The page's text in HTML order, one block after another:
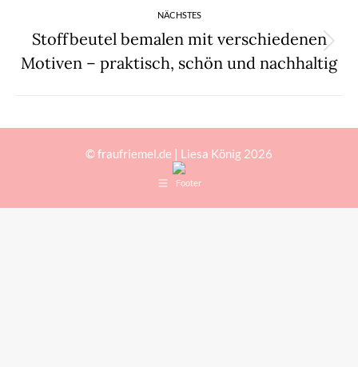
NÄCHSTES
Nächster
Beitrag:
Stoffbeutel bemalen mit verschiedenen
Motiven – praktisch, schön und nachhaltig
© fraufriemel.de | Liesa König 2026
Footer